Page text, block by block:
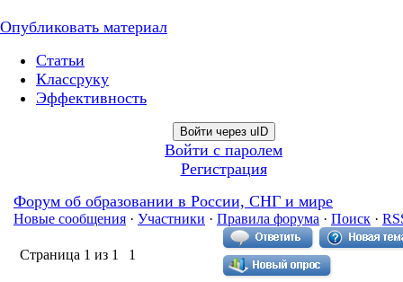
Опубликовать материал
Статьи
Классруку
Эффективность
Войти через uID
Войти с паролем
Регистрация
Форум об образовании в России, СНГ и мире
Новые сообщения · Участники · Правила форума · Поиск ·
Страница 1 из 1 1